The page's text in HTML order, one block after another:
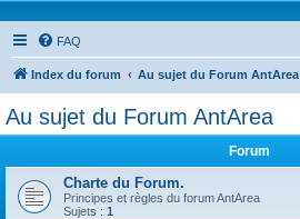
FAQ
Index du forum Au sujet du Forum AntArea
Au sujet du Forum AntArea
Forum
Charte du Forum.
Principes et règles du forum AntArea
Sujets : 1